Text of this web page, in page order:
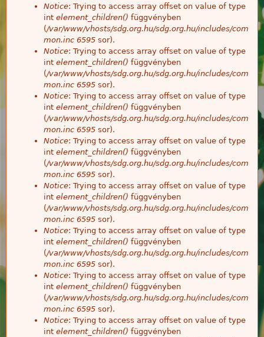
Notice: Trying to access array offset on value of type
int element_children() függvényben
(/var/www/vhosts/sdg.org.hu/sdg.org.hu/includes/com
mon.inc 6595 sor).
Notice: Trying to access array offset on value of type
int element_children() függvényben
(/var/www/vhosts/sdg.org.hu/sdg.org.hu/includes/com
mon.inc 6595 sor).
Notice: Trying to access array offset on value of type
int element_children() függvényben
(/var/www/vhosts/sdg.org.hu/sdg.org.hu/includes/com
mon.inc 6595 sor).
Notice: Trying to access array offset on value of type
int element_children() függvényben
(/var/www/vhosts/sdg.org.hu/sdg.org.hu/includes/com
mon.inc 6595 sor).
Notice: Trying to access array offset on value of type
int element_children() függvényben
(/var/www/vhosts/sdg.org.hu/sdg.org.hu/includes/com
mon.inc 6595 sor).
Notice: Trying to access array offset on value of type
int element_children() függvényben
(/var/www/vhosts/sdg.org.hu/sdg.org.hu/includes/com
mon.inc 6595 sor).
Notice: Trying to access array offset on value of type
int element_children() függvényben
(/var/www/vhosts/sdg.org.hu/sdg.org.hu/includes/com
mon.inc 6595 sor).
Notice: Trying to access array offset on value of type
int element_children() függvényben